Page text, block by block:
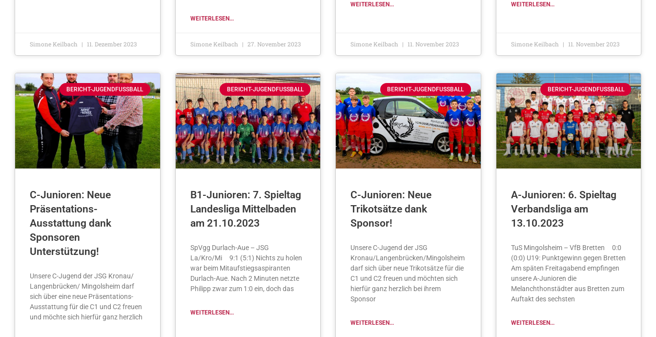
Simone Keilbach 11. Dezember 2023
WEITERLESEN...
Simone Keilbach 27. November 2023
WEITERLESEN...
Simone Keilbach 11. November 2023
WEITERLESEN...
Simone Keilbach 11. November 2023
BERICHT-JUGENDFUSSBALL
C-Junioren: Neue
Präsentations-
Ausstattung dank
Sponsoren
Unterstützung!
Unsere C-Jugend der JSG Kronau/
Langenbrücken/ Mingolsheim darf
sich über eine neue Präsentations-
Ausstattung für die C1 und C2 freuen
und möchte sich hierfür ganz herzlich
BERICHT-JUGENDFUSSBALL
B1-Junioren: 7. Spieltag
Landesliga Mittelbaden
am 21.10.2023
SpVgg Durlach-Aue – JSG
La/Kro/Mi 9:1 (5:1) Nichts zu holen
war beim Mitaufstiegsaspiranten
Durlach-Aue. Nach 2 Minuten netzte
Philipp zwar zum 1:0 ein, doch das
WEITERLESEN...
BERICHT-JUGENDFUSSBALL
C-Junioren: Neue
Trikotsätze dank
Sponsor!
Unsere C-Jugend der JSG
Kronau/Langenbrücken/Mingolsheim
darf sich über neue Trikotsätze für die
C1 und C2 freuen und möchten sich
hierfür ganz herzlich bei ihrem
Sponsor
WEITERLESEN...
BERICHT-JUGENDFUSSBALL
A-Junioren: 6. Spieltag
Verbandsliga am
13.10.2023
TuS Mingolsheim – VfB Bretten 0:0
(0:0) U19: Punktgewinn gegen Bretten
Am späten Freitagabend empfingen
unsere A-Junioren die
Melanchthonstädter aus Bretten zum
Auftakt des sechsten
WEITERLESEN...